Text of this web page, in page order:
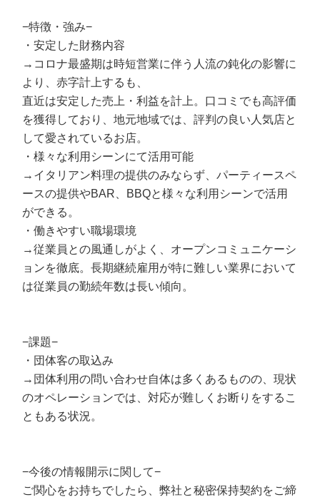
−特徴・強み−
・安定した財務内容
→コロナ最盛期は時短営業に伴う人流の鈍化の影響に
より、赤字計上するも、
直近は安定した売上・利益を計上。口コミでも高評価
を獲得しており、地元地域では、評判の良い人気店と
して愛されているお店。
・様々な利用シーンにて活用可能
→イタリアン料理の提供のみならず、パーティースペ
ースの提供やBAR、BBQと様々な利用シーンで活用
ができる。
・働きやすい職場環境
→従業員との風通しがよく、オープンコミュニケーシ
ョンを徹底。長期継続雇用が特に難しい業界において
は従業員の勤続年数は長い傾向。
−課題−
・団体客の取込み
→団体利用の問い合わせ自体は多くあるものの、現状
のオペレーションでは、対応が難しくお断りをするこ
ともある状況。
−今後の情報開示に関して−
ご関心をお持ちでしたら、弊社と秘密保持契約をご締